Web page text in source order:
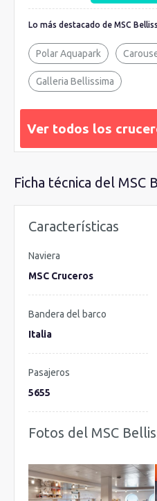
Es simplemente indescriptible.
Lo más destacado de MSC
Polar Aquapark
Galleria Bellissima
Ver todos los
Ficha técnica del MSC
Características
Naviera
MSC Cruceros
Bandera del barco
Italia
Pasajeros
5655
Fotos del MSC